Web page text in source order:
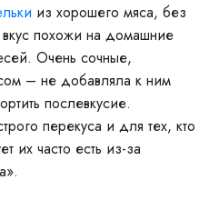
из хорошего мяса, без
вкус похожи на домашние
Очень сочные,
– не добавляла к ним
послевкусие.
перекуса и для тех, кто
их часто есть из-за